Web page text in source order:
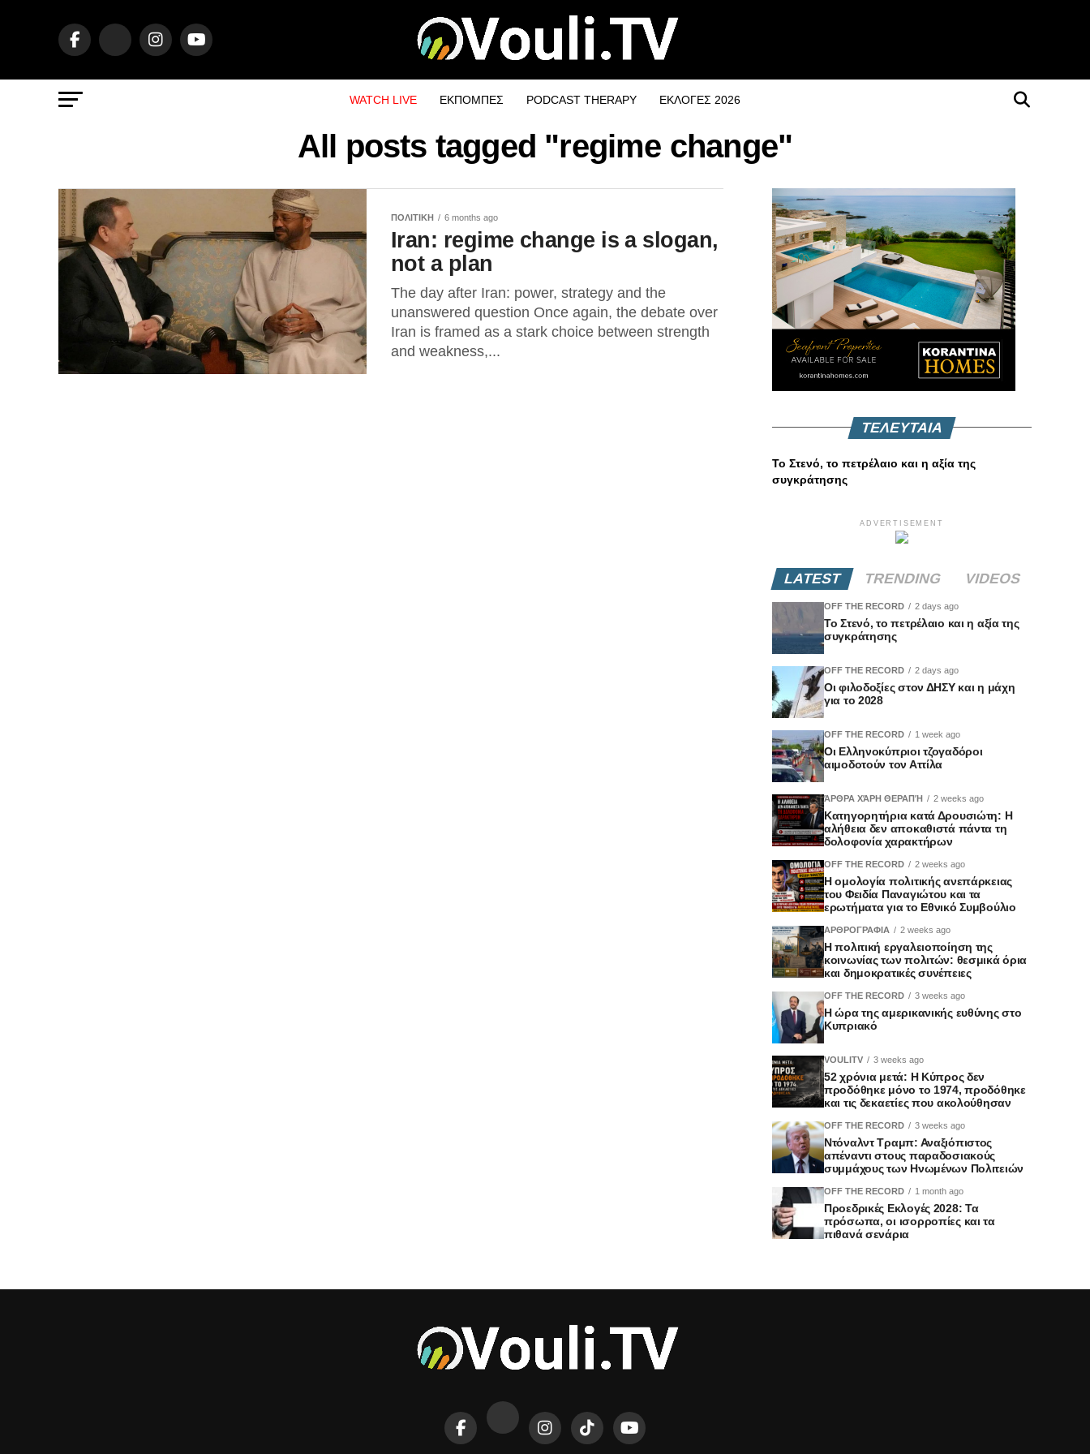
WATCH LIVE ΕΚΠΟΜΠΕΣ PODCAST THERAPY ΕΚΛΟΓΕΣ 2026
All posts tagged "regime change"
ΠΟΛΙΤΙΚΗ 6 months ago
Iran: regime change is a slogan,
not a plan
The day after Iran: power, strategy and the
unanswered question Once again, the debate over
Iran is framed as a stark choice between strength
and weakness,...
ΤΕΛΕΥΤΑΙΑ
Το Στενό, το πετρέλαιο και η αξία της
συγκράτησης
ADVERTISEMENT
LATEST TRENDING VIDEOS
OFF THE RECORD 2 days ago
Το Στενό, το πετρέλαιο και η αξία της
συγκράτησης
OFF THE RECORD 2 days ago
Οι φιλοδοξίες στον ΔΗΣΥ και η μάχη
για το 2028
OFF THE RECORD 1 week ago
Οι Ελληνοκύπριοι τζογαδόροι
αιμοδοτούν τον Αττίλα
ΆΡΘΡΑ ΧΆΡΗ ΘΕΡΑΠΉ 2 weeks ago
Κατηγορητήρια κατά Δρουσιώτη: Η
αλήθεια δεν αποκαθιστά πάντα τη
δολοφονία χαρακτήρων
OFF THE RECORD 2 weeks ago
Η ομολογία πολιτικής ανεπάρκειας
του Φειδία Παναγιώτου και τα
ερωτήματα για το Εθνικό Συμβούλιο
ΑΡΘΡΟΓΡΑΦΙΑ 2 weeks ago
Η πολιτική εργαλειοποίηση της
κοινωνίας των πολιτών: θεσμικά όρια
και δημοκρατικές συνέπειες
OFF THE RECORD 3 weeks ago
Η ώρα της αμερικανικής ευθύνης στο
Κυπριακό
VOULITV 3 weeks ago
52 χρόνια μετά: Η Κύπρος δεν
προδόθηκε μόνο το 1974, προδόθηκε
και τις δεκαετίες που ακολούθησαν
OFF THE RECORD 3 weeks ago
Ντόναλντ Τραμπ: Αναξιόπιστος
απέναντι στους παραδοσιακούς
συμμάχους των Ηνωμένων Πολιτειών
OFF THE RECORD 1 month ago
Προεδρικές Εκλογές 2028: Τα
πρόσωπα, οι ισορροπίες και τα
πιθανά σενάρια